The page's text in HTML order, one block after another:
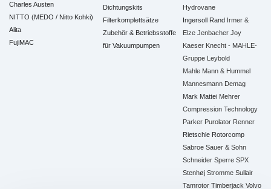
Charles Austen
NITTO (MEDO / Nitto Kohki)
Alita
FujiMAC
Dichtungskits
Filterkomplettsätze
Zubehör & Betriebsstoffe
für Vakuumpumpen
Hydrovane
Ingersoll Rand Irmer &
Elze Jenbacher Joy
Kaeser Knecht - MAHLE-
Gruppe Leybold
Mahle Mann & Hummel
Mannesmann Demag
Mark Mattei Mehrer
Compression Technology
Parker Purolator Renner
Rietschle Rotorcomp
Sabroe Sauer & Sohn
Schneider Sperre SPX
Stenhøj Stromme Sullair
Tamrotor Timberjack Volvo